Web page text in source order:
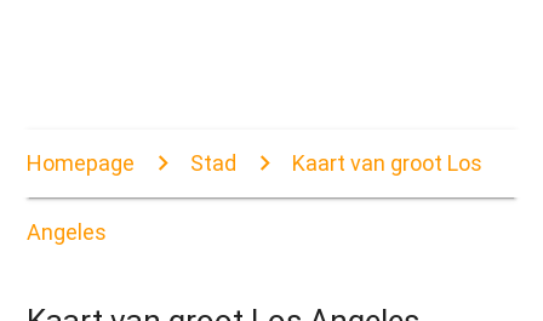
Homepage Stad Kaart van groot Los
Angeles